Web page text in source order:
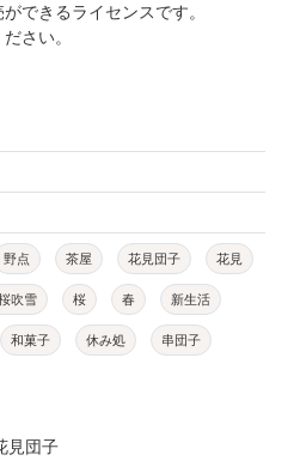
できるライセンスです。
さい。
野点 茶屋 花見団子 花見
吹雪 桜 春 新生活
和菓子 休み処 串団子
見団子